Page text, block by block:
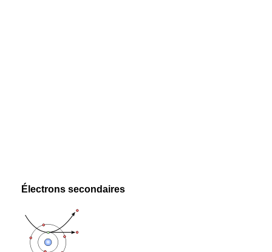
Électrons secondaires